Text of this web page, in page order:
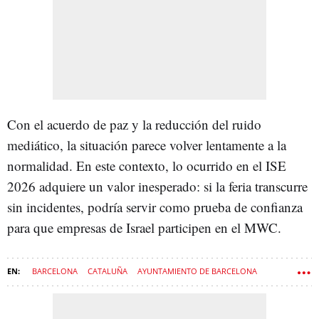
Con el acuerdo de paz y la reducción del ruido
mediático, la situación parece volver lentamente a la
normalidad. En este contexto, lo ocurrido en el ISE
2026 adquiere un valor inesperado: si la feria transcurre
sin incidentes, podría servir como prueba de confianza
para que empresas de Israel participen en el MWC.
BARCELONA CATALUÑA AYUNTAMIENTO DE BARCELONA